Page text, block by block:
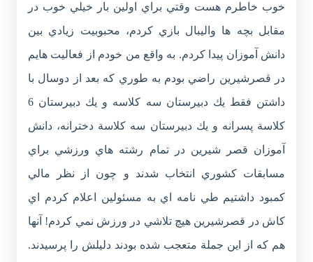
خوب خاطرم هست وقتي براي اولين بار خيلي خوب در
مقابل بچه ها واليبال بازي كردم، محبوبيت زيادي بين
دانش آموزان پيدا کردم. به واقع من خودم از فعاليت هايم
در قصرشيرين راضي بودم به طوري كه بعد از دوسال با
داشتن فقط يك دبيرستان سه كلاسه و يك دبيرستان 6
كلاسة پسرانه و يك دبيرستان سه كلاسة دخترانه، دانش
آموزان قصر شيرين در تمام رشته هاي ورزشي براي
مسابقات كشوري انتخاب شدند و چون از نظر مالي
كمبود داشتيم طي نامه اي به مسئولين اعلام کردم اي
کاش در قصرشيرين هيچ تلاشي در ورزش نمي کردم! آنها
هم که از اين جملة متعجب شده بودند دليلش را پرسيدند.